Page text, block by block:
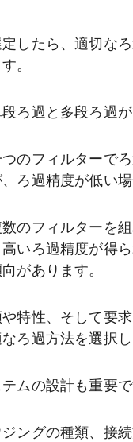
したら、適切な
。
ろ過と多段ろ過が
のフィルターで
ろ過精度が低い場
のフィルターを
いろ過精度が得
があります。
特性、そして要
ろ過方法を選択し
ムの設計も重要で
ングの種類、接